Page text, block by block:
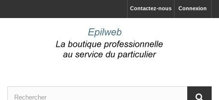
Connexion
Contactez-nous